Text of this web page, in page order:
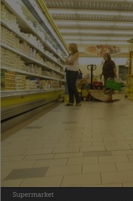
Supermarket